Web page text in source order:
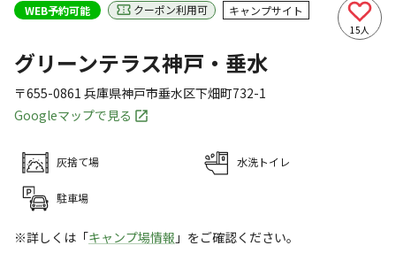
WEB予約可能 クーポン利用可 キャンプサイト
15人
グリーンテラス神戸・垂水
〒655-0861 兵庫県神戸市垂水区下畑町732-1
Googleマップで見る
灰捨て場 水洗トイレ
駐車場
※詳しくは「キャンプ場情報 」をご確認ください。